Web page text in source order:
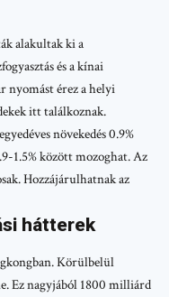
alakultak ki a
és a kínai
nyomást érez a helyi
itt találkoznak.
növekedés 0.9%
1.5% között mozoghat. Az
Hozzájárulhatnak az
hátterek
Körülbelül
Ez nagyjából 1800 milliárd